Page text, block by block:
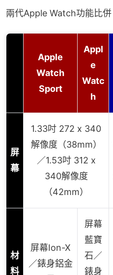
兩代Apple Watch功能比併
Apple
Watch
Sport
Appl
e
Watc
h
屏
幕
1.33吋 272 x 340
解像度（38mm）
／1.53吋 312 x
340解像度
（42mm）
材
料
屏幕Ion-X
／錶身鋁金
屏幕
藍寶
石／
錶身